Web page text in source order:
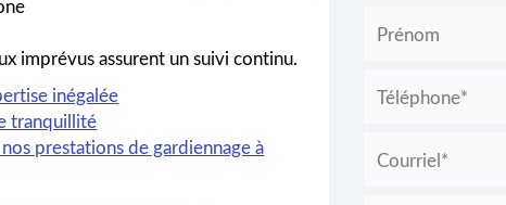
imprévus assurent un suivi continu.
inégalée
tranquillité
prestations de gardiennage à